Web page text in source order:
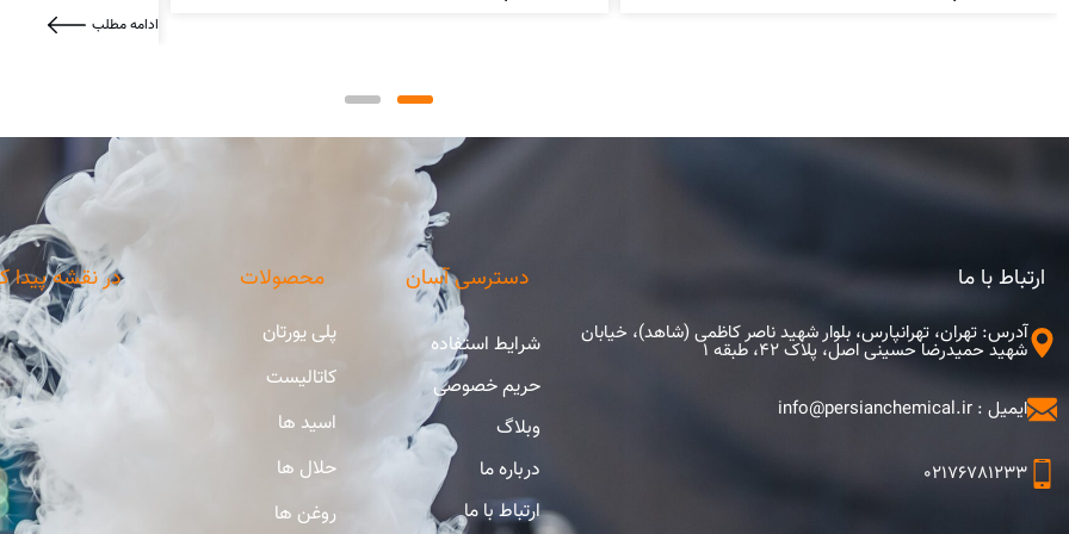
ادامه مطلب
ارتباط با ما
آدرس: تهران، تهرانپارس، بلوار شهید ناصر کاظمی (شاهد)، خیابان
شهید حمیدرضا حسینی اصل، پلاک 42، طبقه 1
ایمیل : info@persianchemical.ir
02176781233
دسترسی آسان
شرایط استفاده
حریم خصوصی
وبلاگ
درباره ما
ارتباط با ما
محصولات
پلی یورتان
کاتالیست
اسید ها
حلال ها
روغن ها
در نقشه پیدا